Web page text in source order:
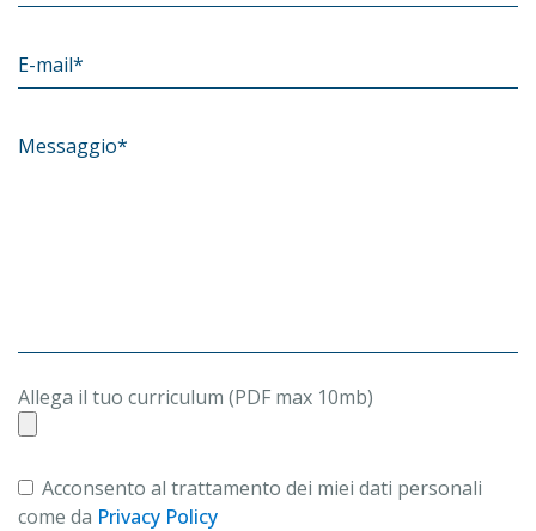
Allega il tuo curriculum (PDF max 10mb)
Acconsento al trattamento dei miei dati personali
come da Privacy Policy